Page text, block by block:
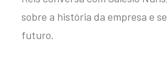
sobre a história da empresa e
futuro.